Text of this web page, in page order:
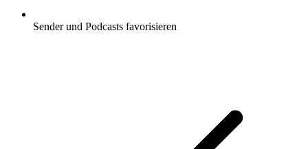
Sender und Podcasts favorisieren